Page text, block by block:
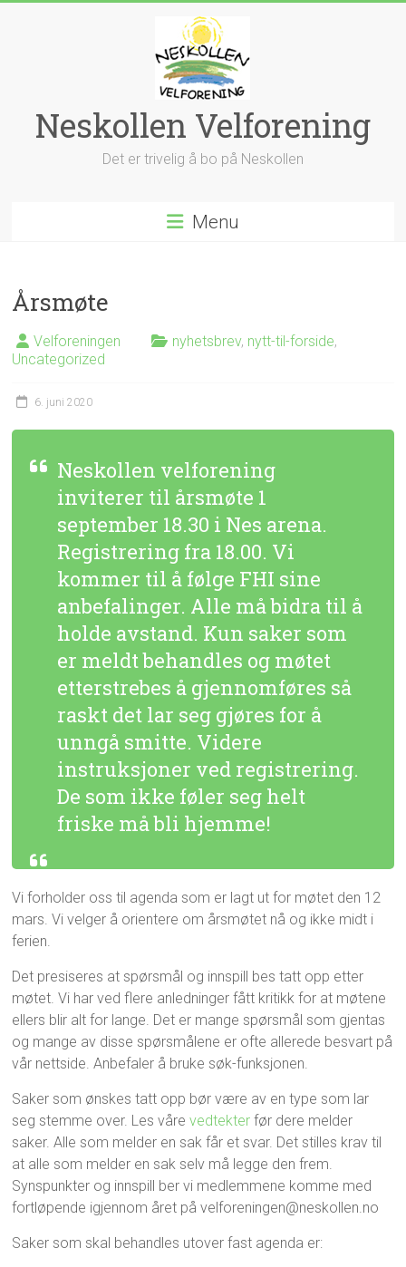
Neskollen Velforening
Det er trivelig å bo på Neskollen
Menu
Årsmøte
Velforeningen nyhetsbrev, nytt-til-forside,
Uncategorized
6. juni 2020
Neskollen velforening
inviterer til årsmøte 1
september 18.30 i Nes arena.
Registrering fra 18.00. Vi
kommer til å følge FHI sine
anbefalinger. Alle må bidra til å
holde avstand. Kun saker som
er meldt behandles og møtet
etterstrebes å gjennomføres så
raskt det lar seg gjøres for å
unngå smitte. Videre
instruksjoner ved registrering.
De som ikke føler seg helt
friske må bli hjemme!
Vi forholder oss til agenda som er lagt ut for møtet den 12
mars. Vi velger å orientere om årsmøtet nå og ikke midt i
ferien.
Det presiseres at spørsmål og innspill bes tatt opp etter
møtet. Vi har ved flere anledninger fått kritikk for at møtene
ellers blir alt for lange. Det er mange spørsmål som gjentas
og mange av disse spørsmålene er ofte allerede besvart på
vår nettside. Anbefaler å bruke søk-funksjonen.
Saker som ønskes tatt opp bør være av en type som lar
seg stemme over. Les vårevedtekter før dere melder
saker. Alle som melder en sak får et svar. Det stilles krav til
at alle som melder en sak selv må legge den frem.
Synspunkter og innspill ber vi medlemmene komme med
fortløpende igjennom året på velforeningen@neskollen.no
Saker som skal behandles utover fast agenda er: